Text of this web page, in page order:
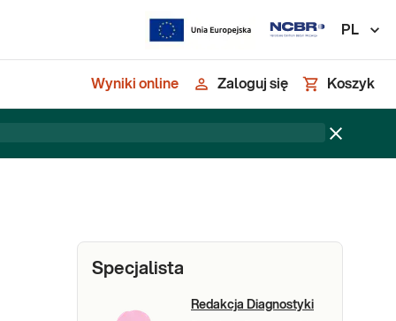
PL
Wyniki online Zaloguj się Koszyk
Specjalista
Redakcja Diagnostyki